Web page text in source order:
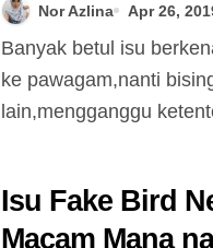
Nor Azlina Apr 26,
Banyak betul isu berkenaan tak boleh bawa anak
ke pawagam,nanti
lain,mengganggu
Isu Fake Bird
Macam Mana